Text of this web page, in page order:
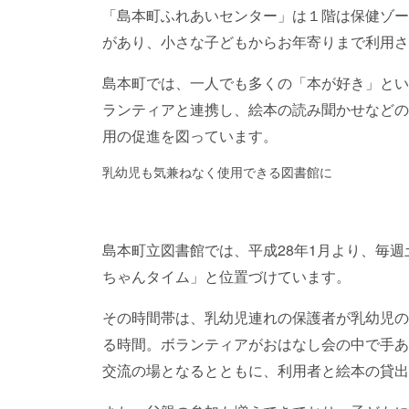
「島本町ふれあいセンター」は１階は保健
があり、小さな子どもからお年寄りまで利用
島本町では、一人でも多くの「本が好き」と
ランティアと連携し、絵本の読み聞かせなど
用の促進を図っています。
乳幼児も気兼ねなく使用できる図書館に
島本町立図書館では、平成28年1月より、毎
ちゃんタイム」と位置づけています。
その時間帯は、乳幼児連れの保護者が乳幼児
る時間。ボランティアがおはなし会の中で手
交流の場となるとともに、利用者と絵本の貸